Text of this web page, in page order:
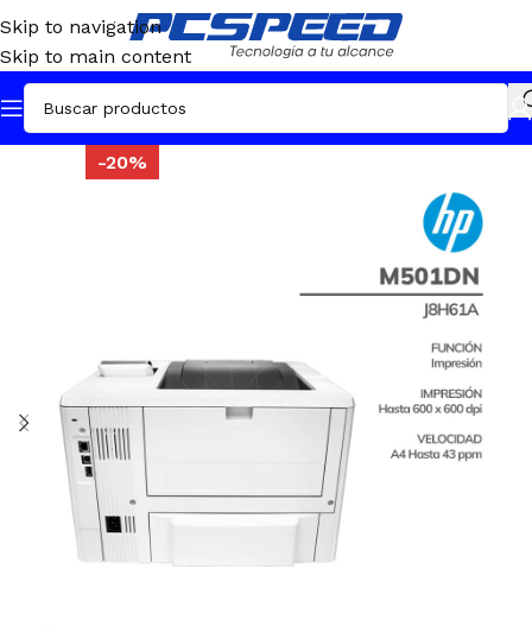
Skip to navigation
Skip to main content
-20%